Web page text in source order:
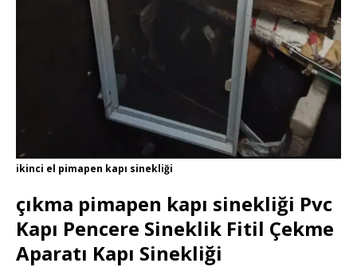
ikinci el pimapen kapı sinekliği
çıkma pimapen kapı sinekliği Pvc
Kapı Pencere Sineklik Fitil Çekme
Aparatı Kapı Sinekliği